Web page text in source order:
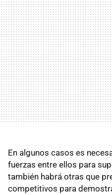
En algunos casos es
fuerzas entre ellos para
también habrá otras que
competitivos para